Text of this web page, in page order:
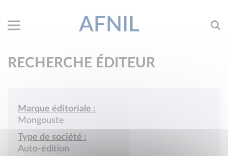
AFNIL
RECHERCHE ÉDITEUR
Marque éditoriale :
Mongouste
Type de société :
Auto-édition